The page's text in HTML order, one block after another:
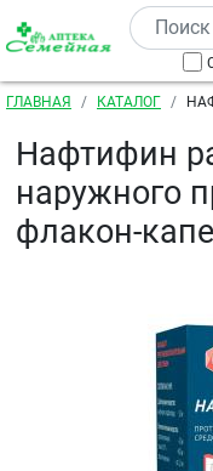
Перейти к основному
Строка
ГЛАВНАЯ КАТАЛОГ
Нафтифин
наружного
флакон-